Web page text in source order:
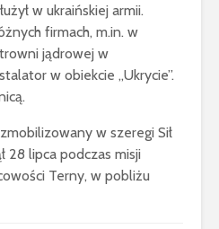
w ukraińskiej armii.
firmach, m.in. w
jądrowej w
w obiekcie „Ukrycie”.
w szeregi Sił
28 lipca podczas misji
Terny, w pobliżu